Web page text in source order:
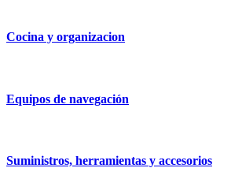
Cocina y organizacion
Equipos de navegación
Suministros, herramientas y accesorios